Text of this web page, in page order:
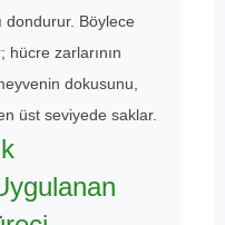
dondurur. Böylece
zarlarının
dokusunu,
üst seviyede saklar.